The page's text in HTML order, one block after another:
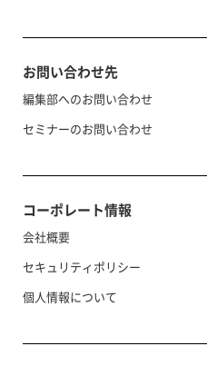
お問い合わせ先
編集部へのお問い合わせ
セミナーのお問い合わせ
コーポレート情報
会社概要
セキュリティポリシー
個人情報について